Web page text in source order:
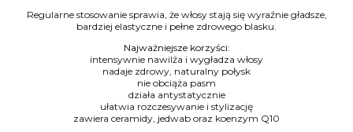
Regularne stosowanie sprawia, że włosy stają się wyraźnie gładsze,
bardziej elastyczne i pełne zdrowego blasku.
Najważniejsze korzyści:
intensywnie nawilża i wygładza włosy
nadaje zdrowy, naturalny połysk
nie obciąża pasm
działa antystatycznie
ułatwia rozczesywanie i stylizację
zawiera ceramidy, jedwab oraz koenzym Q10